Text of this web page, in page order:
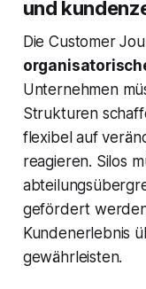
und
Die Customer
Unternehmen
Strukturen
flexibel auf
reagieren. Silos
gefördert
Kundenerlebnis
gewährleisten.